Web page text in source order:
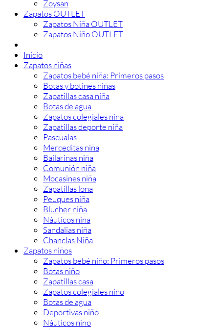
Zoysan
Zapatos OUTLET
Zapatos Niña OUTLET
Zapatos Niño OUTLET
Inicio
Zapatos niñas
Zapatos bebé niña: Primeros pasos
Botas y botines niñas
Zapatillas casa niña
Botas de agua
Zapatos colegiales niña
Zapatillas deporte niña
Pascualas
Merceditas niña
Bailarinas niña
Comunión niña
Mocasines niña
Zapatillas lona
Peuques niña
Blucher niña
Náuticos niña
Sandalias niña
Chanclas Niña
Zapatos niños
Zapatos bebé niño: Primeros pasos
Botas niño
Zapatillas casa
Zapatos colegiales niño
Botas de agua
Deportivas niño
Náuticos niño